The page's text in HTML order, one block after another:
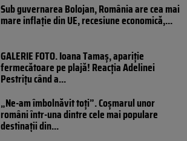
Sub guvernarea Bolojan, România are cea mai
mare inflație din UE, recesiune economică,...
GALERIE FOTO. Ioana Tamaş, apariție
fermecătoare pe plajă! Reacția Adelinei
Pestrițu când a...
„Ne-am îmbolnăvit toți”. Coșmarul unor
români într-una dintre cele mai populare
destinații din...